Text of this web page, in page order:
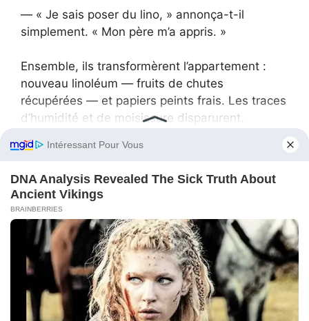
— « Je sais poser du lino, » annonça-t-il
simplement. « Mon père m’a appris. »
Ensemble, ils transformèrent l’appartement :
nouveau linoléum — fruits de chutes
récupérées — et papiers peints frais. Les traces
d’humidité et de moisissure disparurent.
— « C’est magnifique ! » s’émerveilla la vieille
remercier ? »
— « Un thé et un peu de confiture, » sourit
Sergueï. « C’est amplement suffisant. »
Puis, timidement, il proposa à Alevtina Petrovna